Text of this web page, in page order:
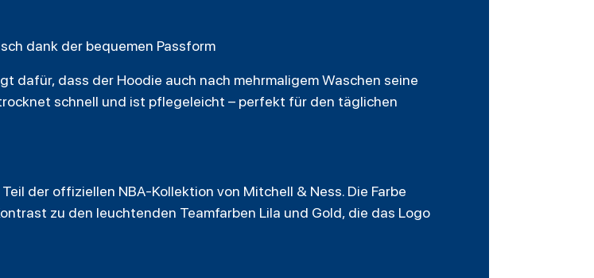
dank der bequemen Passform
dafür, dass der Hoodie auch nach mehrmaligem Waschen seine
schnell und ist pflegeleicht – perfekt für den täglichen
der offiziellen NBA-Kollektion von Mitchell & Ness. Die Farbe
zu den leuchtenden Teamfarben Lila und Gold, die das Logo